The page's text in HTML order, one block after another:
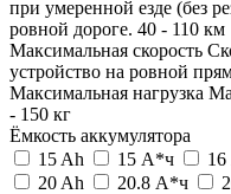
при умеренной езде (без
ровной дороге. 40 - 110 км
Максимальная скорость
устройство на ровной
Максимальная нагрузка
- 150 кг
Ёмкость аккумулятора
15 Ah
15 А*ч 16
20 Ah
20.8 А*ч